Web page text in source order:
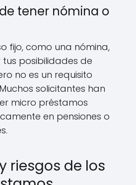
tener nómina o
fijo, como una nómina,
posibilidades de
no es un requisito
solicitantes han
micro préstamos
en pensiones o
riesgos de los